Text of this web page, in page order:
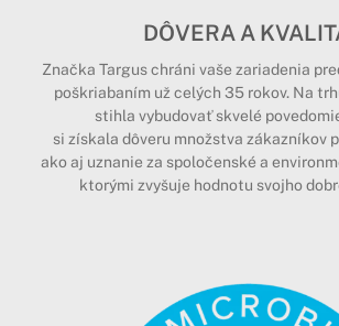
DÔVERA A
Značka Targus chráni vaše zariadenia
poškriabaním už celých 35 rokov. Na
stihla vybudovať skvelé
si získala dôveru množstva zákazníkov
ako aj uznanie za spoločenské a
ktorými zvyšuje hodnotu svojho